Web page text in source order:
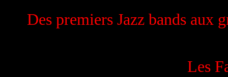
Des premiers Jazz bands aux
Les